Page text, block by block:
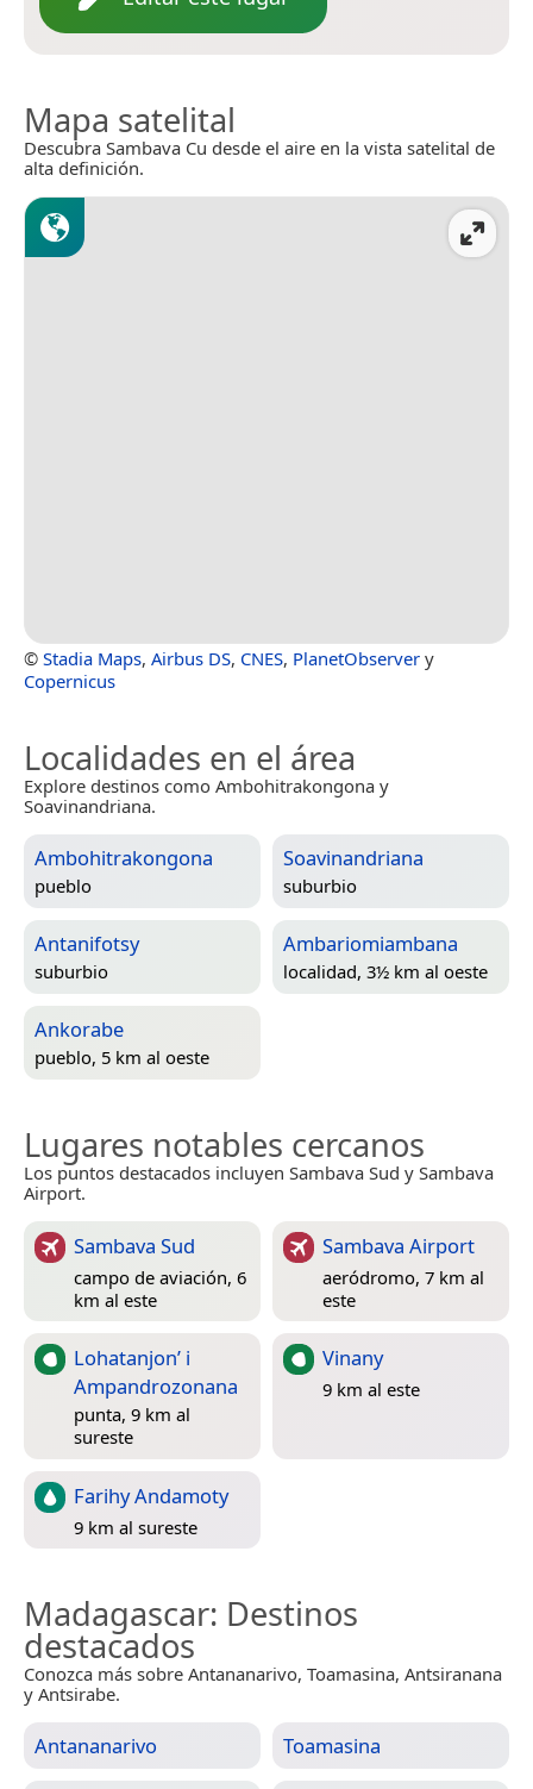
Mapa satelital
Descubra Sambava Cu desde el aire en la vista satelital de
alta definición.
© Stadia Maps, Airbus DS, CNES, PlanetObserver y
Copernicus
Localidades en el área
Explore destinos como Ambohitrakongona y
Soavinandriana.
Ambohitrakongona
pueblo
Soavinandriana
suburbio
Antanifotsy
suburbio
Ambariomiambana
localidad, 3½ km al oeste
Ankorabe
pueblo, 5 km al oeste
Lugares notables cercanos
Los puntos destacados incluyen Sambava Sud y Sambava
Airport.
Sambava Sud
campo de aviación, 6
km al este
Sambava Airport
aeródromo, 7 km al
este
Lohatanjon’ i
Ampandrozonana
punta, 9 km al
sureste
Vinany
9 km al este
Farihy Andamoty
9 km al sureste
Madagascar: Destinos
destacados
Conozca más sobre Antananarivo, Toamasina, Antsiranana
y Antsirabe.
Antananarivo Toamasina